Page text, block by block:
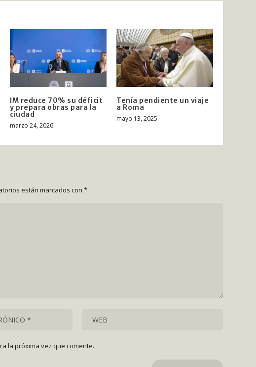
IM reduce 70% su déficit
y prepara obras para la
ciudad
marzo 24, 2026
Tenía pendiente un viaje
a Roma
mayo 13, 2025
están marcados con *
la próxima vez que comente.